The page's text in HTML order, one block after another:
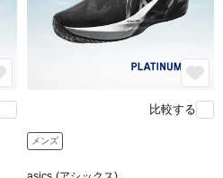
比較する
メンズ